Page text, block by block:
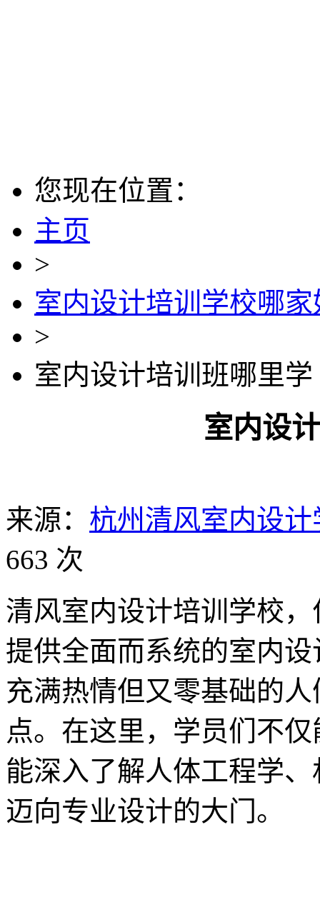
您现在位置：
主页
>
室内设计培训学校哪家
>
室内设计培训班哪里学
室内设
来源： 杭州清风室内设计
663 次
清风室内设计培训学校
提供全面而系统的室内
充满热情但又零基础的
点。在这里，学员们不
能深入了解人体工程学
迈向专业设计的大门。